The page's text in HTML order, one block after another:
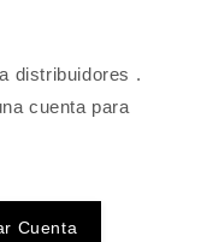
distribuidores .
cuenta para
Cuenta